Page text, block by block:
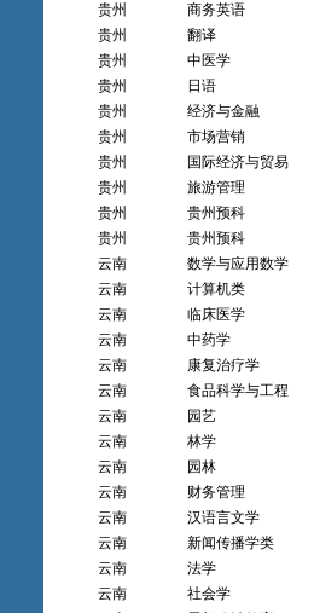
贵州
商务英语
贵州
翻译
贵州
中医学
贵州
日语
贵州
经济与金融
贵州
市场营销
贵州
国际经济与贸易
贵州
旅游管理
贵州
贵州预科
贵州
贵州预科
云南
数学与应用数学
云南
计算机类
云南
临床医学
云南
中药学
云南
康复治疗学
云南
食品科学与工程
云南
园艺
云南
林学
云南
园林
云南
财务管理
云南
汉语言文学
云南
新闻传播学类
云南
法学
云南
社会学